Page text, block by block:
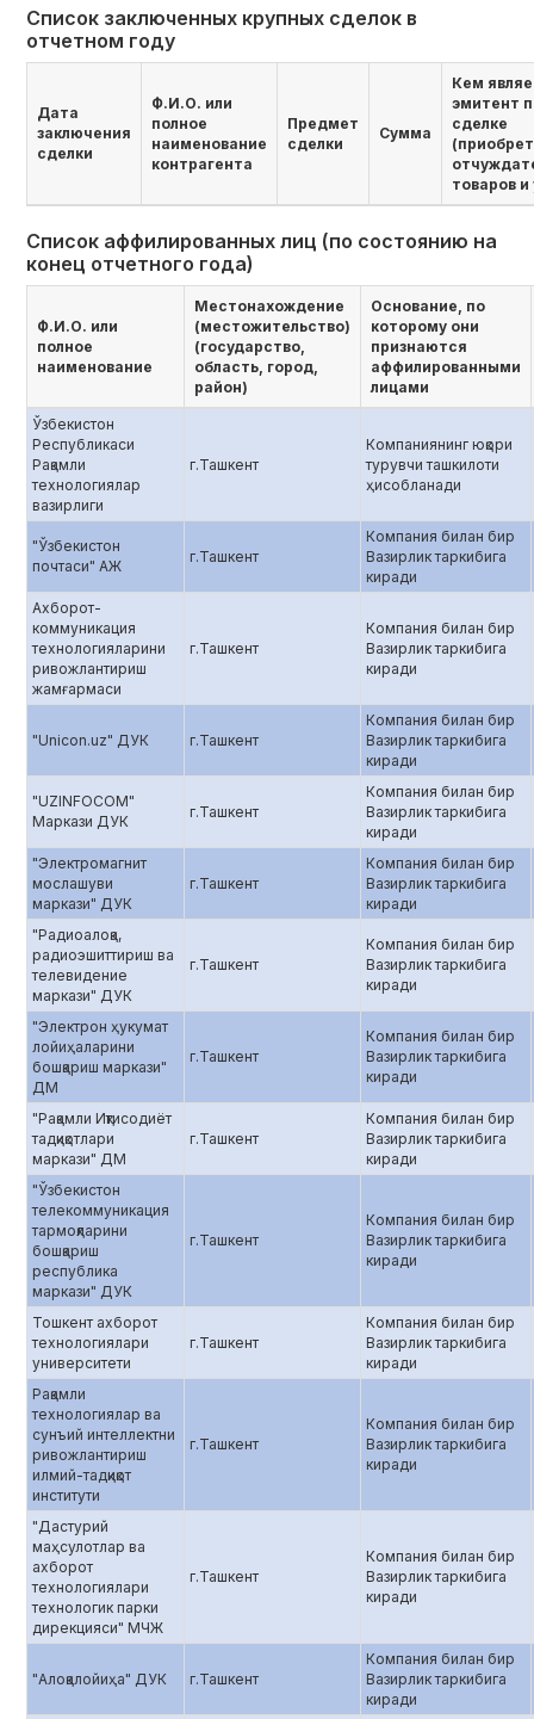
Список заключенных крупных сделок в
отчетном году
Дата
заключения
сделки
Ф.И.О. или
полное
наименование
контрагента
Предмет
сделки
Сумма
Кем
эмитент
сделке
товаров и
Список аффилированных лиц (по состоянию на
конец отчетного года)
Ф.И.О. или
полное
наименование
Местонахождение
(местожительство)
(государство,
область, город,
район)
Основание, по
которому они
признаются
аффилированными
лицами
Ўзбекистон
Республикаси
Рақамли
технологиялар
вазирлиги
г.Ташкент
Компаниянинг юқори
турувчи ташкилоти
ҳисобланади
"Ўзбекистон
почтаси" АЖ
г.Ташкент
Компания билан бир
Вазирлик таркибига
киради
Ахборот-
коммуникация
технологияларини
ривожлантириш
жамғармаси
г.Ташкент
Компания билан бир
Вазирлик таркибига
киради
"Unicоn.uz" ДУК г.Ташкент
Компания билан бир
Вазирлик таркибига
киради
"UZINFOCOM"
Маркази ДУК
г.Ташкент
Компания билан бир
Вазирлик таркибига
киради
"Электромагнит
мослашуви
маркази" ДУК
г.Ташкент
Компания билан бир
Вазирлик таркибига
киради
"Радиоалоқа,
радиоэшиттириш ва
телевидение
маркази" ДУК
г.Ташкент
Компания билан бир
Вазирлик таркибига
киради
"Электрон ҳукумат
лойиҳаларини
бошқариш маркази"
ДМ
г.Ташкент
Компания билан бир
Вазирлик таркибига
киради
"Рақамли Иқтисодиёт
тадқиқотлари
маркази" ДМ
г.Ташкент
Компания билан бир
Вазирлик таркибига
киради
"Ўзбекистон
телекоммуникация
тармоқларини
бошқариш
республика
маркази" ДУК
г.Ташкент
Компания билан бир
Вазирлик таркибига
киради
Тошкент ахборот
технологиялари
университети
г.Ташкент
Компания билан бир
Вазирлик таркибига
киради
Рақамли
технологиялар ва
сунъий интеллектни
ривожлантириш
илмий-тадқиқот
институти
г.Ташкент
Компания билан бир
Вазирлик таркибига
киради
"Дастурий
маҳсулотлар ва
ахборот
технологиялари
технологик парки
дирекцияси" МЧЖ
г.Ташкент
Компания билан бир
Вазирлик таркибига
киради
"Алоқалойиҳа" ДУК г.Ташкент
Компания билан бир
Вазирлик таркибига
киради